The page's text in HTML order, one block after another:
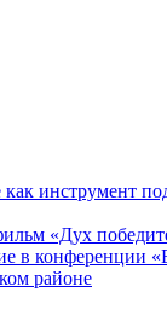
инструмент
«Дух
в конференции
районе